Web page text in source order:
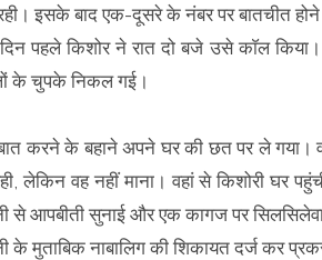
इसके बाद एक-दूसरे के नंबर पर बातचीत
दिन पहले किशोर ने रात दो बजे उसे काॅल
के चुपके निकल गई।
करने के बहाने अपने घर की छत पर ले गया।
लेकिन वह नहीं माना। वहां से किशोरी घर
से आपबीती सुनाई और एक कागज पर
के मुताबिक नाबालिग की शिकायत दर्ज कर